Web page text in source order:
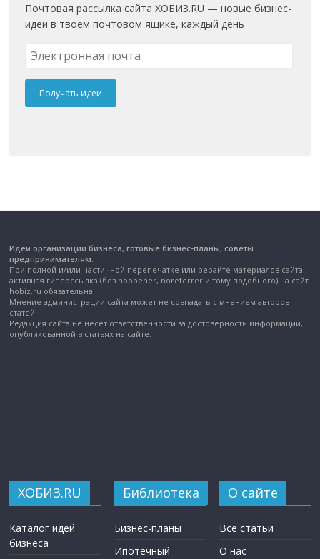
Почтовая рассылка сайта ХОБИЗ.RU — новые бизнес-
идеи в твоем почтовом ящике, каждый день
Идеи организации бизнеса, готовые бизнес-планы, советы
предпринимателям.
При полной и/или частичной перепечатке или рерайте материалов сайта
активная гиперссылка (без noopener, noreferrer и тому подобного) на сайт
hobiz.ru обязательна.
Мнение администрации сайта может не совпадать с мнением авторов
статей.
Редакция сайта не несет ответственности за достоверность информации,
опубликованной в статьях на сайте.
ХОБИЗ.RU
Каталог идей
бизнеса
Библиотека
Бизнес-планы
Ипотечный
О сайте
Все статьи
О нас